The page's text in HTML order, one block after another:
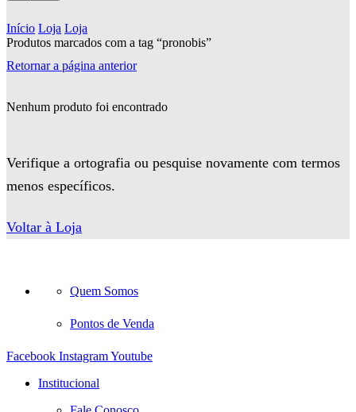
Início Loja Loja
Produtos marcados com a tag “pronobis”
Retornar a página anterior
Nenhum produto foi encontrado
Verifique a ortografia ou pesquise novamente com termos
menos específicos.
Voltar à Loja
Quem Somos
Pontos de Venda
Facebook InstagramYoutube
Institucional